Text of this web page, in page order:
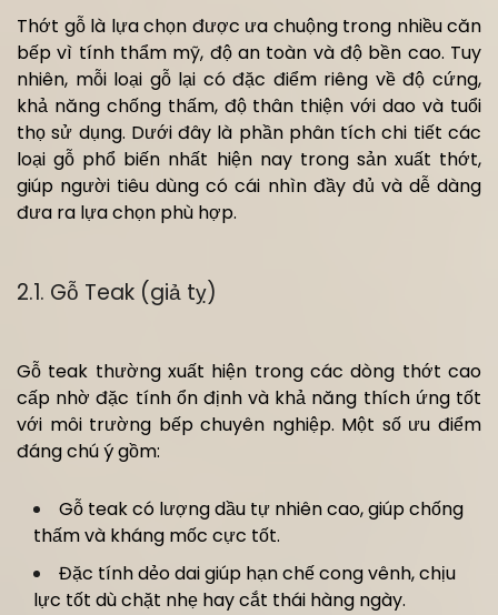
Thớt gỗ là lựa chọn được ưa chuộng trong nhiều căn
bếp vì tính thẩm mỹ, độ an toàn và độ bền cao. Tuy
nhiên, mỗi loại gỗ lại có đặc điểm riêng về độ cứng,
khả năng chống thấm, độ thân thiện với dao và tuổi
thọ sử dụng. Dưới đây là phần phân tích chi tiết các
loại gỗ phổ biến nhất hiện nay trong sản xuất thớt,
giúp người tiêu dùng có cái nhìn đầy đủ và dễ dàng
đưa ra lựa chọn phù hợp.
2.1. Gỗ Teak (giả tỵ)
Gỗ teak thường xuất hiện trong các dòng thớt cao
cấp nhờ đặc tính ổn định và khả năng thích ứng tốt
với môi trường bếp chuyên nghiệp. Một số ưu điểm
đáng chú ý gồm:
Gỗ teak có lượng dầu tự nhiên cao, giúp chống
thấm và kháng mốc cực tốt.
Đặc tính dẻo dai giúp hạn chế cong vênh, chịu
lực tốt dù chặt nhẹ hay cắt thái hàng ngày.